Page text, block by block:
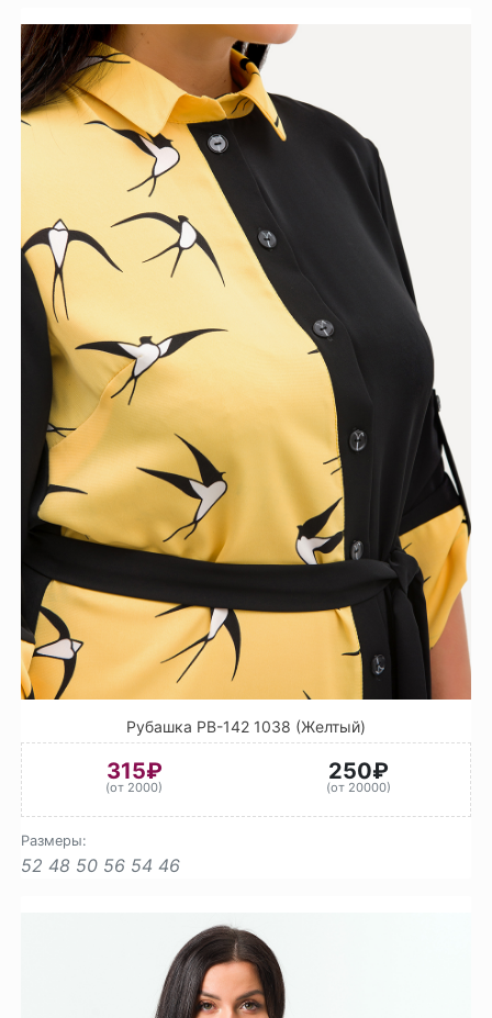
Рубашка РВ-142 1038 (Желтый)
315₽
(от 2000)
250₽
(от 20000)
Размеры:
52 48 50 56 54 46